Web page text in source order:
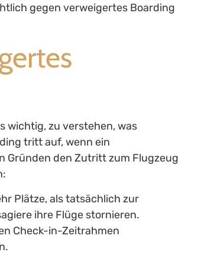
gegen verweigertes Boarding
wichtig, zu verstehen, was
tritt auf, wenn ein
Gründen den Zutritt zum Flugzeug
Plätze, als tatsächlich zur
ihre Flüge stornieren.
Check-in-Zeitrahmen